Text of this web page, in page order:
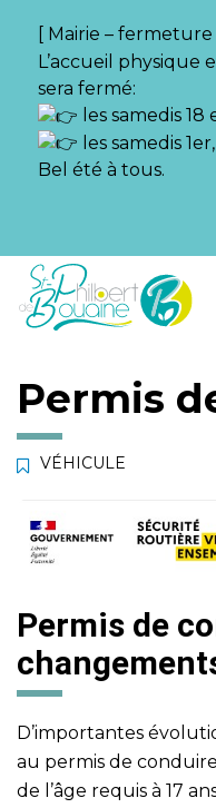
[ Mairie – fermeture
L’accueil physique
sera fermé:
les samedis
les samedis
Bel été à tous.
Aller
Aller
contenu
Aller
pied
Permis
VÉHICULE
Permis de
D’importantes
au permis de
de l’âge requis à 17